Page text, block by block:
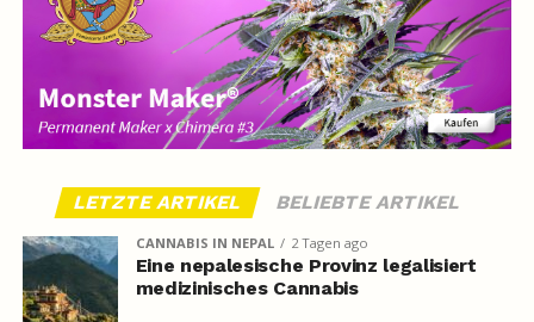
LETZTE ARTIKEL BELIEBTE ARTIKEL
CANNABIS IN NEPAL 2 Tagen ago
Eine nepalesische Provinz legalisiert
medizinisches Cannabis